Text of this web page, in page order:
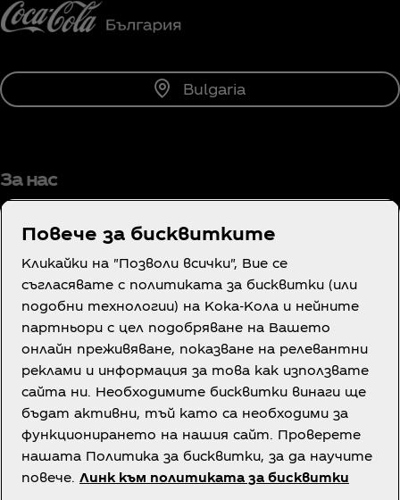
Bulgaria
За нас
Имате нужда от помощ?
Правна информация
Повече за бисквитките
Кликайки на "Позволи всички", Вие се
съгласявате с политиката за бисквитки (или
подобни технологии) на Кока-Кола и нейните
партньори с цел подобряване на Вашето
онлайн преживяване, показване на релевантни
реклами и информация за това как използвате
сайта ни. Необходимите бисквитки винаги ще
бъдат активни, тъй като са необходими за
функционирането на нашия сайт. Проверете
нашата Политика за бисквитки, за да научите
повече. Линк към политиката за бисквитки